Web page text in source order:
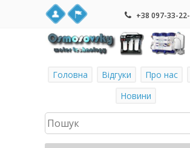
+38 097-33-
Головна Відгуки Про нас
Новини